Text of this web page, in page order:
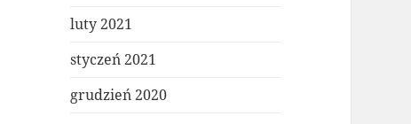
luty 2021
styczeń 2021
grudzień 2020